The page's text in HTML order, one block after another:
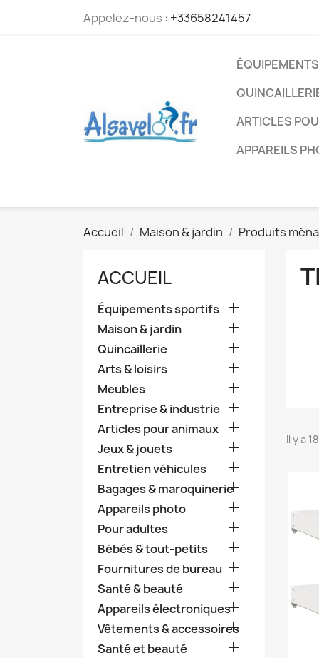
Appelez-nous : +33658241457
ARTICLES
APPAREILS
Accueil Maison & jardin Produits
ACCUEIL
Équipements sportifs 
Maison & jardin 
Quincaillerie 
Arts & loisirs 
Meubles 
Entreprise & industrie 
Articles pour animaux 
Jeux & jouets 
Entretien véhicules 
Bagages & maroquinerie

Appareils photo 
Pour adultes 
Bébés & tout-petits 
Fournitures de bureau 
Santé & beauté 
Appareils électroniques
Vêtements & accessoires

Santé et beauté 
Il y a